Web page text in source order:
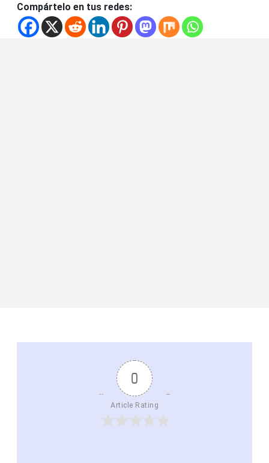
Compártelo en tus redes:
0
Article Rating